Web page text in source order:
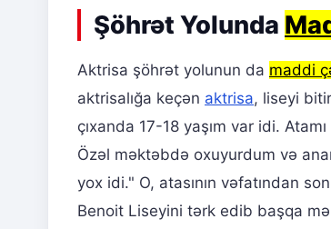
Şöhrət Yolunda
Aktrisa şöhrət yolunun da maddi
aktrisalığa keçən aktrisa, liseyi
çıxanda 17-18 yaşım var idi.
Özəl məktəbdə oxuyurdum və
yox idi." O, atasının vəfatından
Benoit Liseyini tərk edib başqa